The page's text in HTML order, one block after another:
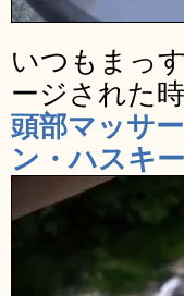
いつもまっ
ージされた
頭部マッサ
ン・ハスキ